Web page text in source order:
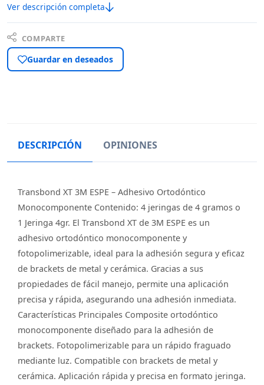
Ver descripción completa
COMPARTE
Guardar en deseados
DESCRIPCIÓN OPINIONES
Transbond XT 3M ESPE – Adhesivo Ortodóntico
Monocomponente Contenido: 4 jeringas de 4 gramos o
1 Jeringa 4gr. El Transbond XT de 3M ESPE es un
adhesivo ortodóntico monocomponente y
fotopolimerizable, ideal para la adhesión segura y eficaz
de brackets de metal y cerámica. Gracias a sus
propiedades de fácil manejo, permite una aplicación
precisa y rápida, asegurando una adhesión inmediata.
Características Principales Composite ortodóntico
monocomponente diseñado para la adhesión de
brackets. Fotopolimerizable para un rápido fraguado
mediante luz. Compatible con brackets de metal y
cerámica. Aplicación rápida y precisa en formato jeringa.